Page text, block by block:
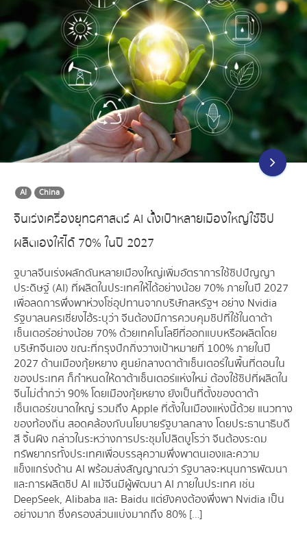
AI China
จีนเร่งเครื่องยุทธศาสตร์ AI ตั้งเป้าหลายเมืองใหญ่ใช้ชิป
ผลิตเองให้ได้ 70% ในปี 2027
ฐบาลจีนเร่งผลักดันหลายเมืองใหญ่เพิ่มอัตราการใช้ชิปปัญญา
ประดิษฐ์ (AI) ที่ผลิตในประเทศให้ได้อย่างน้อย 70% ภายในปี 2027
เพื่อลดการพึ่งพาห่วงโซ่อุปทานจากบริษัทสหรัฐฯ อย่าง Nvidia
รัฐบาลนครเซี่ยงไฮ้ระบุว่า จีนต้องมีการควบคุมชิปที่ใช้ในดาต้า
เซ็นเตอร์อย่างน้อย 70% ด้วยเทคโนโลยีที่ออกแบบหรือผลิตโดย
บริษัทจีนเอง ขณะที่กรุงปักกิ่งวางเป้าหมายที่ 100% ภายในปี
2027 ด้านเมืองกุ้ยหยาง ศูนย์กลางดาต้าเซ็นเตอร์ในพื้นที่ตอนใน
ของประเทศ ก็กำหนดให้ดาต้าเซ็นเตอร์แห่งใหม่ ต้องใช้ชิปที่ผลิตใน
จีนไม่ต่ำกว่า 90% โดยเมืองกุ้ยหยาง ยังเป็นที่ตั้งของดาต้า
เซ็นเตอร์ขนาดใหญ่ รวมถึง Apple ที่ตั้งในเมืองแห่งนี้ด้วย แนวทาง
ของท้องถิ่น สอดคล้องกับนโยบายรัฐบาลกลาง โดยประธานาธิบดี
สี จิ้นผิง กล่าวในระหว่างการประชุมโปลิตบูโรว่า จีนต้องระดม
ทรัพยากรทั้งประเทศเพื่อบรรลุความพึ่งพาตนเองและความ
แข็งแกร่งด้าน AI พร้อมส่งสัญญาณว่า รัฐบาลจะหนุนการพัฒนา
และการผลิตชิป AI แม้จีนมีผู้พัฒนา AI ภายในประเทศ เช่น
DeepSeek, Alibaba และ Baidu แต่ยังคงต้องพึ่งพา Nvidia เป็น
อย่างมาก ซึ่งครองส่วนแบ่งมากถึง 80% […]